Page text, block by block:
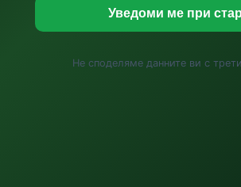
Уведоми ме при
Не споделяме данните ви с